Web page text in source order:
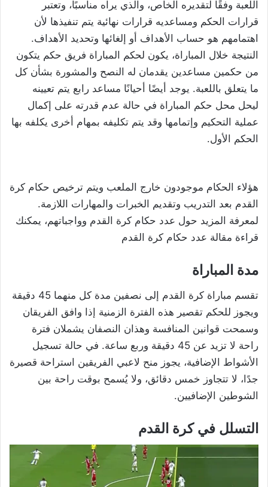
اللعبة وفقًا لتقديره الخاص، والذي يراه مناسبًا، وتعتبر
قرارات الحكم ومساعديه قرارات نهائية يتم تنفيذها لأن
اهتمامهم هو حساب الأهداف أو إلغائها وتحديد الأهداف.
النتيجة خلال المباراة، يكون لحكم المباراة فريق حكم يتكون
من حكمين مساعدين يقدمان له النصح والمشورة بشأن كل
ما يتعلق باللعبة. يوجد أيضًا أحيانًا مساعد رابع يتم تعيينه
ليحل محل حكم المباراة في حالة عدم قدرته على إكمال
عملية التحكيم وإتمامها وقد يتم تكليفه بمهام أخرى يكلفه بها
الحكم الأول.
هؤلاء الحكام موجودون خارج الملعب ويتم ترخيص حكام كرة
القدم بعد التدريب وتقديم الخبرات والمهارات اللازمة.
لمعرفة المزيد حول عدد حكام كرة القدم وواجباتهم، يمكنك
قراءة مقالة عدد حكام كرة القدم
مدة المباراة
تقسم مباراة كرة القدم إلى نصفين مدة كل منهما 45 دقيقة
ويجوز للحكم تقصير هذه الفترة الزمنية إذا وافق الفريقان
وسمحت قوانين المنافسة وهذان النصفان يشملان فترة
راحة لا تزيد عن 45 دقيقة وربع ساعة. في حالة تسجيل
الأشواط الإضافية، يجوز منح لاعبي الفريقين استراحة قصيرة
جدًا، لا تتجاوز خمس دقائق، ولا يُسمح بوقت راحة بين
الشوطين الإضافيين.
التسلل في كرة القدم